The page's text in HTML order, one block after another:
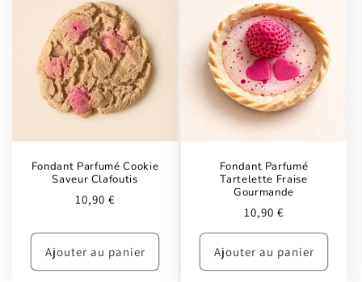
Fondant Parfumé Cookie
Saveur Clafoutis
Prix
10,90 €
Ajouter au panier
Fondant Parfumé
Tartelette Fraise
Gourmande
Prix
habituel
10,90 €
Ajouter au panier